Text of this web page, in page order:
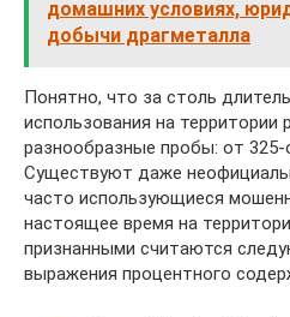
домашних условиях,
добычи драгметалла
Понятно, что за столь
использования на территории
разнообразные пробы: от 325-
Существуют даже
часто использующиеся
настоящее время на
признанными считаются
выражения процентного